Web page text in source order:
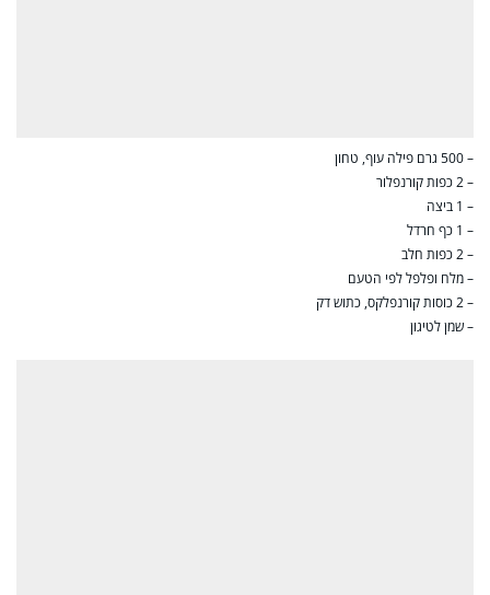
– 500 גרם פילה עוף, טחון
– 2 כפות קורנפלור
– 1 ביצה
– 1 כף חרדל
– 2 כפות חלב
– מלח ופלפל לפי הטעם
– 2 כוסות קורנפלקס, כתוש דק
– שמן לטיגון